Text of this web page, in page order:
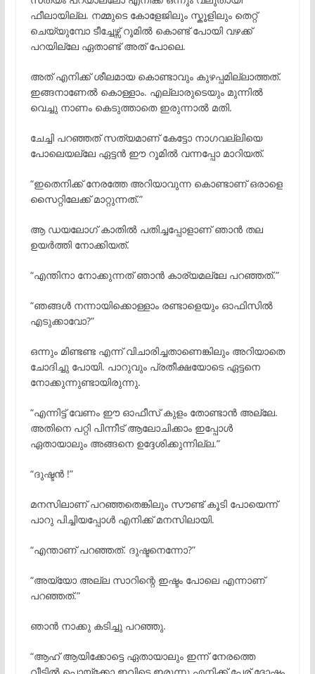
ഫീലായില്ല. നമ്മുടെ കോളേജിലും സ്കൂളിലും തെറ്റ്
ചെയ്യുമ്പോ ടീച്ചേഴ്സ് റൂമിൽ കൊണ്ട് പോയി വഴക്ക്
പറയില്ലേ ഏതാണ്ട് അത് പോലെ.
അത് എനിക്ക് ശീലമായ കൊണ്ടാവും കുഴപ്പമില്ലാത്തത്.
ഇങ്ങനാണേൽ കൊള്ളാം. എല്ലാരുടെയും മുന്നിൽ
വെച്ചു നാണം കെടുത്താതെ ഇരുന്നാൽ മതി.
ചേച്ചി പറഞ്ഞത് സത്യമാണ് കേട്ടോ നാഗവല്ലിയെ
പോലെയല്ലേ ഏട്ടൻ ഈ റൂമിൽ വന്നപ്പോ മാറിയത്.
“ഇതെനിക്ക് നേരത്തേ അറിയാവുന്ന കൊണ്ടാണ് ഒരാളെ
സൈറ്റിലേക്ക് മാറ്റുന്നത്.”
ആ ഡയലോഗ് കാതിൽ പതിച്ചപ്പോളാണ് ഞാൻ തല
ഉയർത്തി നോക്കിയത്.
“എന്തിനാ നോക്കുന്നത് ഞാൻ കാര്യമല്ലേ പറഞ്ഞത്.”
“ഞങ്ങൾ നന്നായിക്കൊള്ളാം രണ്ടാളെയും ഓഫിസിൽ
എടുക്കാവോ?”
ഒന്നും മിണ്ടണ്ട എന്ന് വിചാരിച്ചതാണെങ്കിലും അറിയാതെ
ചോദിച്ചു പോയി. പാറുവും പ്രതീക്ഷയോടെ ഏട്ടനെ
നോക്കുന്നുണ്ടായിരുന്നു.
“എന്നിട്ട് വേണം ഈ ഓഫീസ് കുളം തോണ്ടാൻ അല്ലേ.
അതിനെ പറ്റി പിന്നീട് ആലോചിക്കാം ഇപ്പോൾ
ഏതായാലും അങ്ങനെ ഉദ്ദേശിക്കുന്നില്ല.”
“ദുഷ്ടൻ !”
മനസിലാണ് പറഞ്ഞതെങ്കിലും സൗണ്ട് കൂടി പോയെന്ന്
പാറു പിച്ചിയപ്പോൾ എനിക്ക് മനസിലായി.
“എന്താണ് പറഞ്ഞത്. ദുഷ്ടനെന്നോ?”
“അയ്യോ അല്ല സാറിന്റെ ഇഷ്ടം പോലെ എന്നാണ്
പറഞ്ഞത്.”
ഞാൻ നാക്കു കടിച്ചു പറഞ്ഞു.
“ആഹ് ആയിക്കോട്ടെ ഏതായാലും ഇന്ന് നേരത്തെ